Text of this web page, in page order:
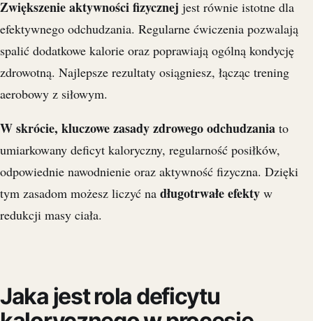
Zwiększenie aktywności fizycznej jest równie istotne dla
efektywnego odchudzania. Regularne ćwiczenia pozwalają
spalić dodatkowe kalorie oraz poprawiają ogólną kondycję
zdrowotną. Najlepsze rezultaty osiągniesz, łącząc trening
aerobowy z siłowym.
W skrócie, kluczowe zasady zdrowego odchudzania to
umiarkowany deficyt kaloryczny, regularność posiłków,
odpowiednie nawodnienie oraz aktywność fizyczna. Dzięki
tym zasadom możesz liczyć na długotrwałe efekty w
redukcji masy ciała.
Jaka jest rola deficytu